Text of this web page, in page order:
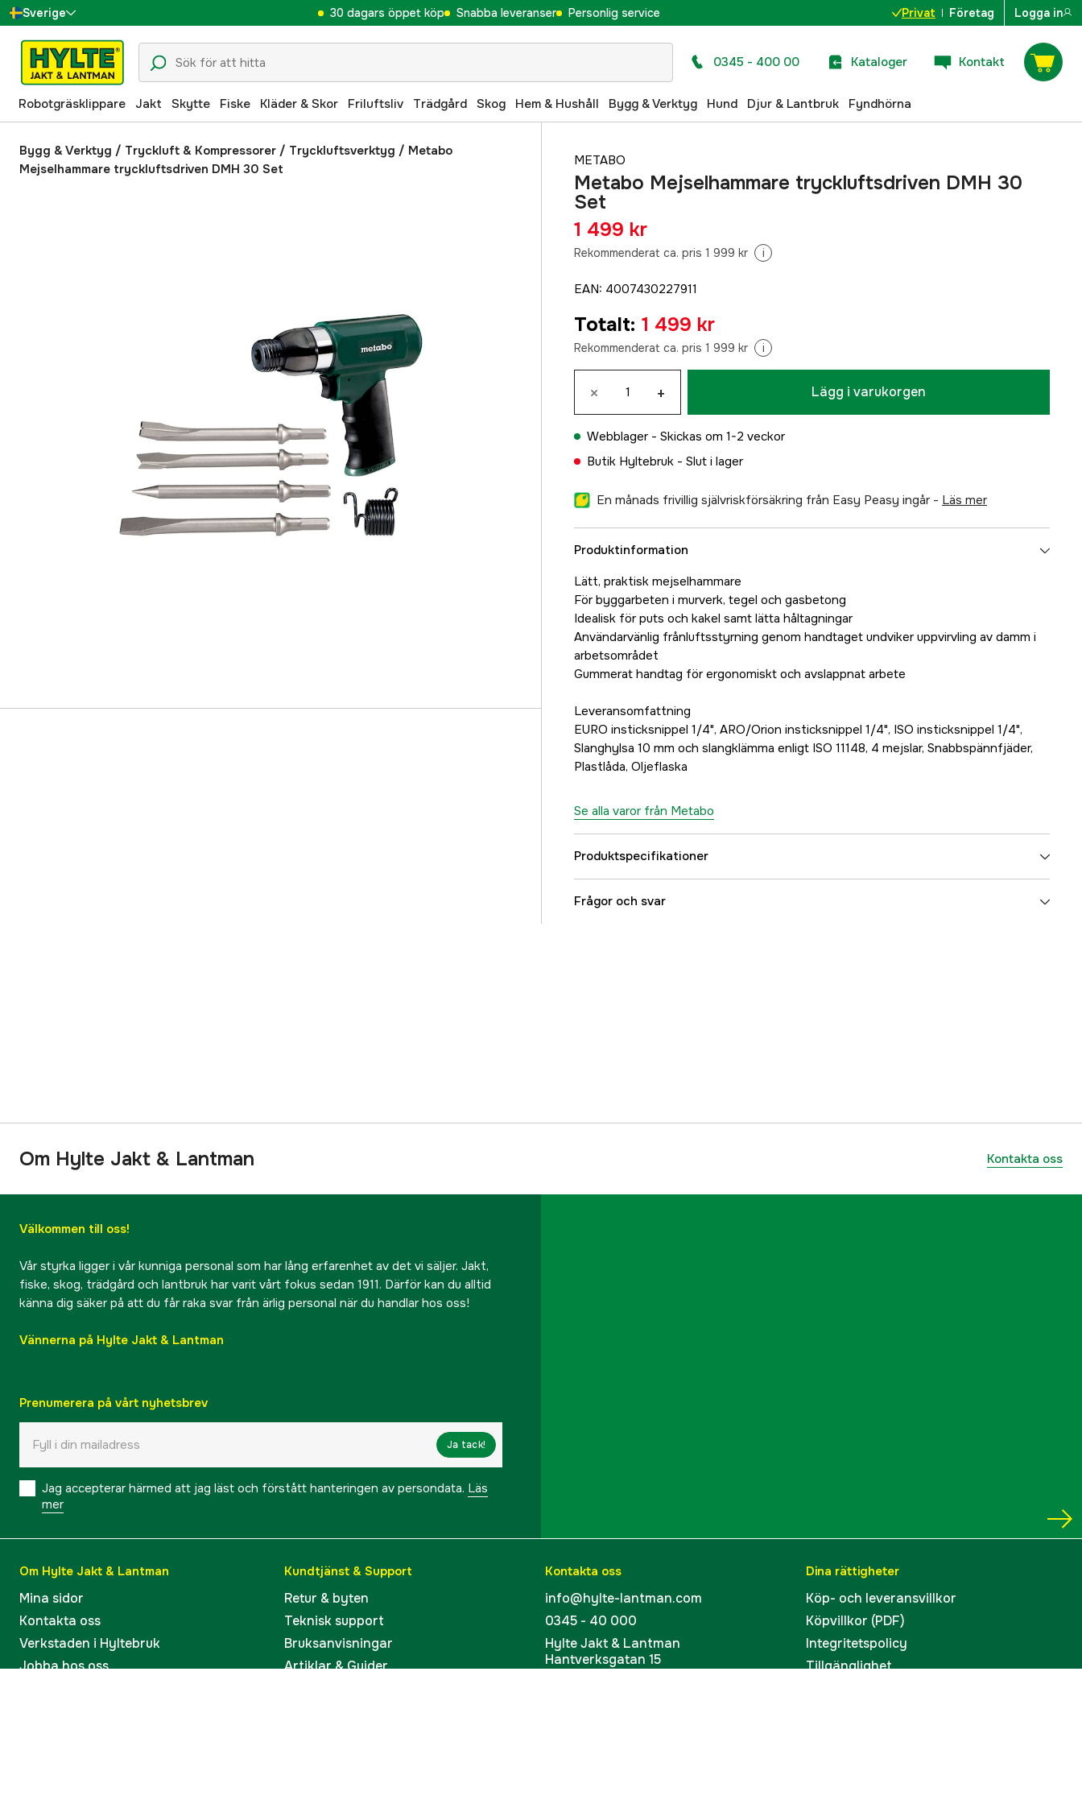
Sverige
Danmark
Suomi
Norge
Deutschland
30 dagars öppet köp Snabba leveranser Personlig service Privat Företag Logga in
0345 - 400 00 Kataloger Kontakt
Robotgräsklippare Jakt Skytte Fiske Kläder & Skor Friluftsliv Trädgård Skog Hem & Hushåll Bygg & Verktyg Hund Djur & Lantbruk Fyndhörna
Bygg & Verktyg / Tryckluft & Kompressorer / Tryckluftsverktyg / Metabo
Mejselhammare tryckluftsdriven DMH 30 Set
METABO
Metabo Mejselhammare tryckluftsdriven DMH 30
Set
1 499 kr
Rekommenderat ca. pris 1 999 kr i
EAN: 4007430227911
Totalt: 1 499 kr
Rekommenderat ca. pris 1 999 kr i
× + Lägg i varukorgen
Webblager - Skickas om 1-2 veckor
Butik Hyltebruk - Slut i lager
En månads frivillig självriskförsäkring från Easy Peasy ingår - läs mer
Produktinformation
Lätt, praktisk mejselhammare
För byggarbeten i murverk, tegel och gasbetong
Idealisk för puts och kakel samt lätta håltagningar
Användarvänlig frånluftsstyrning genom handtaget undviker uppvirvling av damm i
arbetsområdet
Gummerat handtag för ergonomiskt och avslappnat arbete
Leveransomfattning
EURO insticksnippel 1/4", ARO/Orion insticksnippel 1/4", ISO insticksnippel 1/4",
Slanghylsa 10 mm och slangklämma enligt ISO 11148, 4 mejslar, Snabbspännfjäder,
Plastlåda, Oljeflaska
Se alla varor från Metabo
Produktspecifikationer
Referensnummer
Frågor och svar
Om Hylte Jakt & Lantman Kontakta oss
Välkommen till oss!
Vår styrka ligger i vår kunniga personal som har lång erfarenhet av det vi säljer. Jakt,
fiske, skog, trädgård och lantbruk har varit vårt fokus sedan 1911. Därför kan du alltid
känna dig säker på att du får raka svar från ärlig personal när du handlar hos oss!
Vännerna på Hylte Jakt & Lantman
Prenumerera på vårt nyhetsbrev
Ja tack!
Jag accepterar härmed att jag läst och förstått hanteringen av persondata. Läs
mer
Om Hylte Jakt & Lantman
Mina sidor
Kontakta oss
Verkstaden i Hyltebruk
Jobba hos oss
Kundtjänst & Support
Retur & byten
Teknisk support
Bruksanvisningar
Artiklar & Guider
Kontakta oss
info@hylte-lantman.com
0345 - 40 000
Hylte Jakt & Lantman
Hantverksgatan 15
Dina rättigheter
Köp- och leveransvillkor
Köpvillkor (PDF)
Integritetspolicy
Tillgänglighet